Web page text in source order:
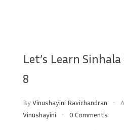
Let’s Learn
8
ByVinushayini Ravichandran
Vinushayini
0 Comments